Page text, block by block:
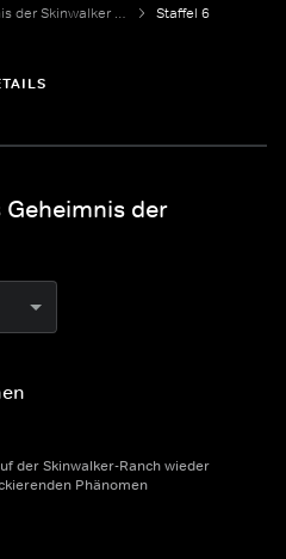
Das Geheimnis der Skinwalker Ranch Staffel 6
Geheimnis der
der Skinwalker-Ranch wieder
Phänomen